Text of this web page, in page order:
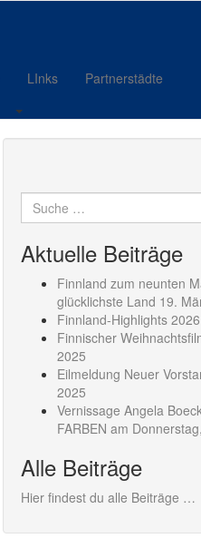
LInks Partnerstädte
Suche
nach:
Aktuelle Beiträge
Finnland zum neunten
glücklichste Land 19.
Finnland-Highlights 2026
Finnischer
2025
Eilmeldung Neuer
2025
Vernissage Angela
FARBEN am Donnerstag,
Alle Beiträge
Hier findest du alle Beiträge …